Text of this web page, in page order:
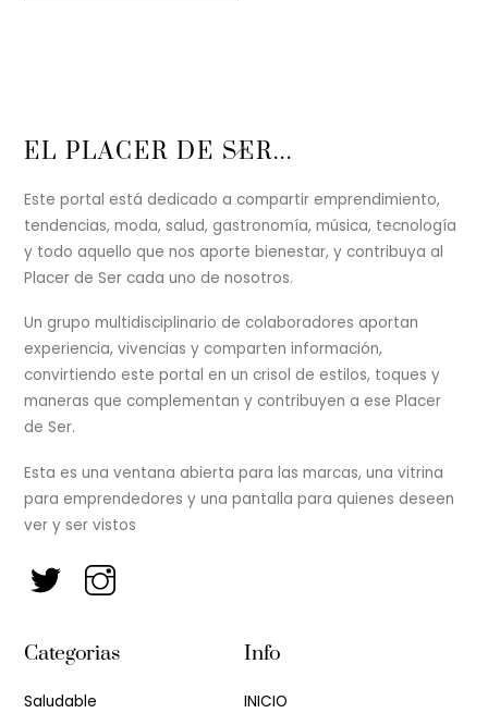
Back
Top
EL PLACER DE SER...
Este portal está dedicado a compartir emprendimiento,
tendencias, moda, salud, gastronomía, música, tecnología
y todo aquello que nos aporte bienestar, y contribuya al
Placer de Ser cada uno de nosotros.
Un grupo multidisciplinario de colaboradores aportan
experiencia, vivencias y comparten información,
convirtiendo este portal en un crisol de estilos, toques y
maneras que complementan y contribuyen a ese Placer
de Ser.
Esta es una ventana abierta para las marcas, una vitrina
para emprendedores y una pantalla para quienes deseen
ver y ser vistos
Categorias
Saludable
Info
INICIO